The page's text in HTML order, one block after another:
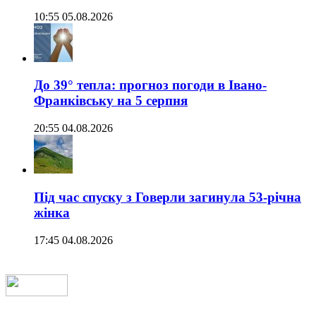
10:55 05.08.2026
До 39° тепла: прогноз погоди в Івано-
Франківську на 5 серпня
20:55 04.08.2026
Під час спуску з Говерли загинула 53-річна
жінка
17:45 04.08.2026